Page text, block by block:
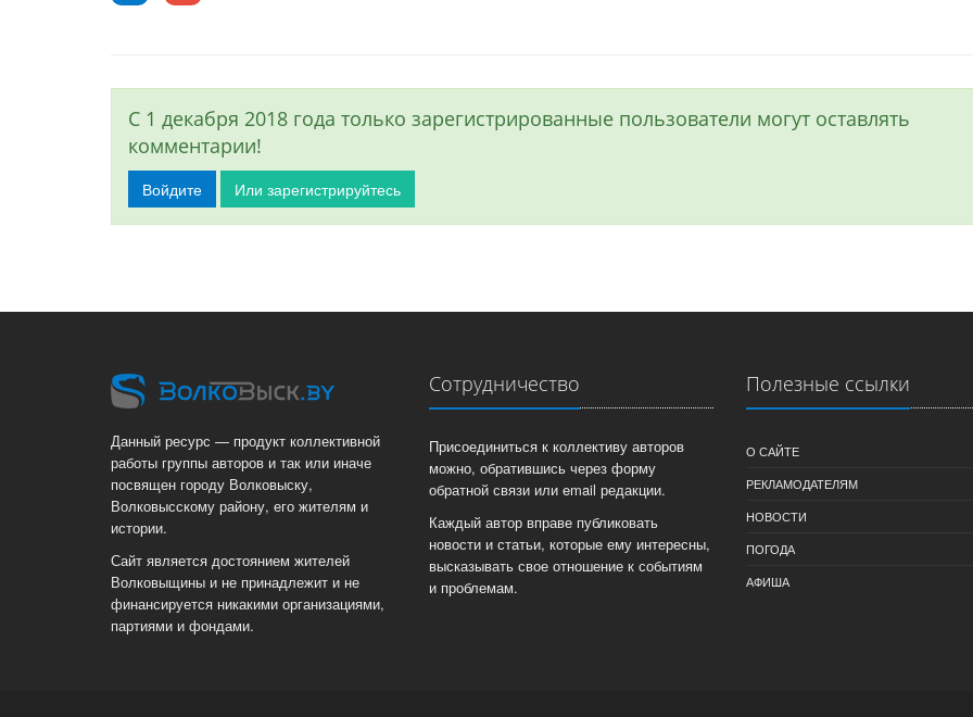
С 1 декабря 2018 года только зарегистрированные пользователи могут оставлять
комментарии!
Войдите Или зарегистрируйтесь
Данный ресурс — продукт коллективной
работы группы авторов и так или иначе
посвящен городу Волковыску,
Волковысскому району, его жителям и
истории.
Сайт является достоянием жителей
Волковыщины и не принадлежит и не
финансируется никакими организациями,
партиями и фондами.
Сотрудничество
Присоединиться к коллективу авторов
можно, обратившись через форму
обратной связи или email редакции.
Каждый автор вправе публиковать
новости и статьи, которые ему интересны,
высказывать свое отношение к событиям
и проблемам.
Полезные ссылки
О САЙТЕ
РЕКЛАМОДАТЕЛЯМ
НОВОСТИ
ПОГОДА
АФИША